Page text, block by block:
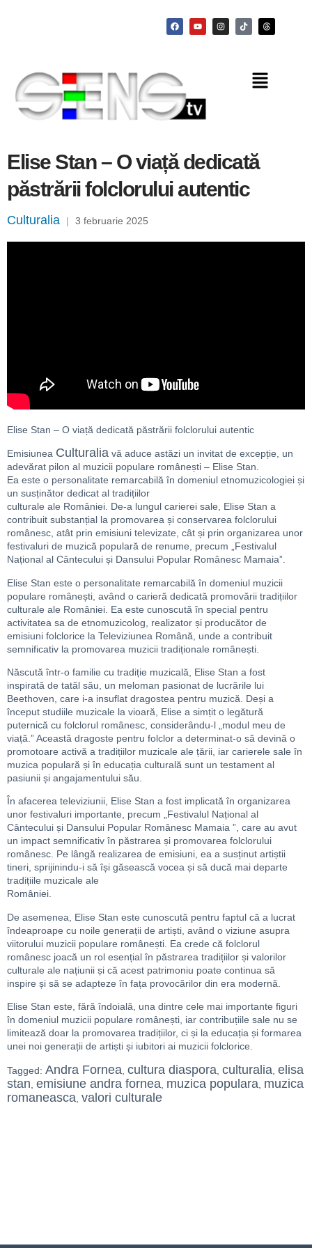
Elise Stan – O viață dedicată
păstrării folclorului autentic
Culturalia | 3 februarie 2025
Elise Stan – O viață dedicată păstrării folclorului autentic
Emisiunea Culturalia vă aduce astăzi un invitat de excepție, un
adevărat pilon al muzicii populare românești – Elise Stan.
Ea este o personalitate remarcabilă în domeniul etnomuzicologiei și
un susținător dedicat al tradițiilor
culturale ale României. De-a lungul carierei sale, Elise Stan a
contribuit substanțial la promovarea și conservarea folclorului
românesc, atât prin emisiuni televizate, cât și prin organizarea unor
festivaluri de muzică populară de renume, precum „Festivalul
Național al Cântecului și Dansului Popular Românesc Mamaia”.
Elise Stan este o personalitate remarcabilă în domeniul muzicii
populare românești, având o carieră dedicată promovării tradițiilor
culturale ale României. Ea este cunoscută în special pentru
activitatea sa de etnomuzicolog, realizator și producător de
emisiuni folclorice la Televiziunea Română, unde a contribuit
semnificativ la promovarea muzicii tradiționale românești.
Născută într-o familie cu tradiție muzicală, Elise Stan a fost
inspirată de tatăl său, un meloman pasionat de lucrările lui
Beethoven, care i-a insuflat dragostea pentru muzică. Deși a
început studiile muzicale la vioară, Elise a simțit o legătură
puternică cu folclorul românesc, considerându-l „modul meu de
viață.” Această dragoste pentru folclor a determinat-o să devină o
promotoare activă a tradițiilor muzicale ale țării, iar carierele sale în
muzica populară și în educația culturală sunt un testament al
pasiunii și angajamentului său.
În afacerea televiziunii, Elise Stan a fost implicată în organizarea
unor festivaluri importante, precum „Festivalul Național al
Cântecului și Dansului Popular Românesc Mamaia ”, care au avut
un impact semnificativ în păstrarea și promovarea folclorului
românesc. Pe lângă realizarea de emisiuni, ea a susținut artiștii
tineri, sprijinindu-i să își găsească vocea și să ducă mai departe
tradițiile muzicale ale
României.
De asemenea, Elise Stan este cunoscută pentru faptul că a lucrat
îndeaproape cu noile generații de artiști, având o viziune asupra
viitorului muzicii populare românești. Ea crede că folclorul
românesc joacă un rol esențial în păstrarea tradițiilor și valorilor
culturale ale națiunii și că acest patrimoniu poate continua să
inspire și să se adapteze în fața provocărilor din era modernă.
Elise Stan este, fără îndoială, una dintre cele mai importante figuri
în domeniul muzicii populare românești, iar contribuțiile sale nu se
limitează doar la promovarea tradițiilor, ci și la educația și formarea
unei noi generații de artiști și iubitori ai muzicii folclorice.
Tagged: Andra Fornea cultura diaspora culturalia elisa
stan emisiune andra fornea muzica populara muzica
romaneasca valori culturale